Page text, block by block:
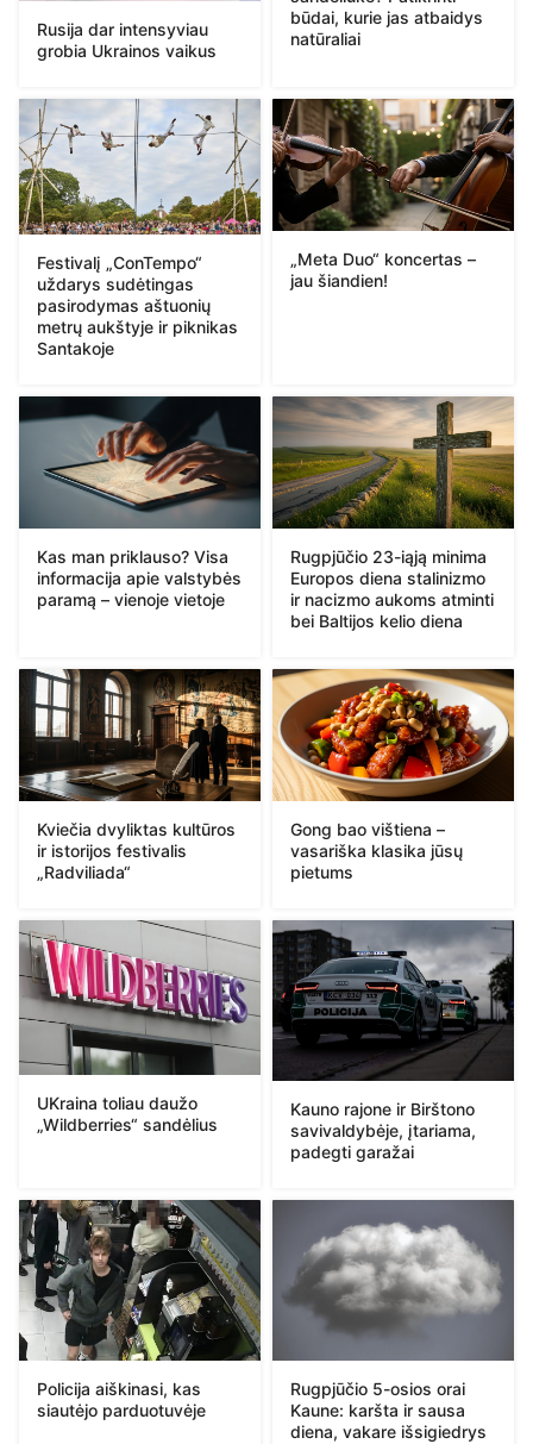
Rusija dar intensyviau
grobia Ukrainos vaikus
būdai, kurie jas atbaidys
natūraliai
Festivalį „ConTempo“
uždarys sudėtingas
pasirodymas aštuonių
metrų aukštyje ir piknikas
Santakoje
„Meta Duo“ koncertas –
jau šiandien!
Kas man priklauso? Visa
informacija apie valstybės
paramą – vienoje vietoje
Rugpjūčio 23-iąją minima
Europos diena stalinizmo
ir nacizmo aukoms atminti
bei Baltijos kelio diena
Kviečia dvyliktas kultūros
ir istorijos festivalis
„Radviliada“
Gong bao vištiena –
vasariška klasika jūsų
pietums
UKraina toliau daužo
„Wildberries“ sandėlius
Kauno rajone ir Birštono
savivaldybėje, įtariama,
padegti garažai
Policija aiškinasi, kas
siautėjo parduotuvėje
Rugpjūčio 5-osios orai
Kaune: karšta ir sausa
diena, vakare išsigiedrys